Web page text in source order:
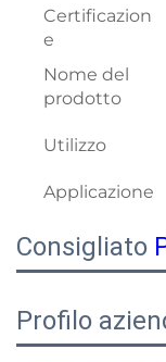
Certificazion
e
Nome del
prodotto
Utilizzo
Applicazione
Consigliato
Profilo